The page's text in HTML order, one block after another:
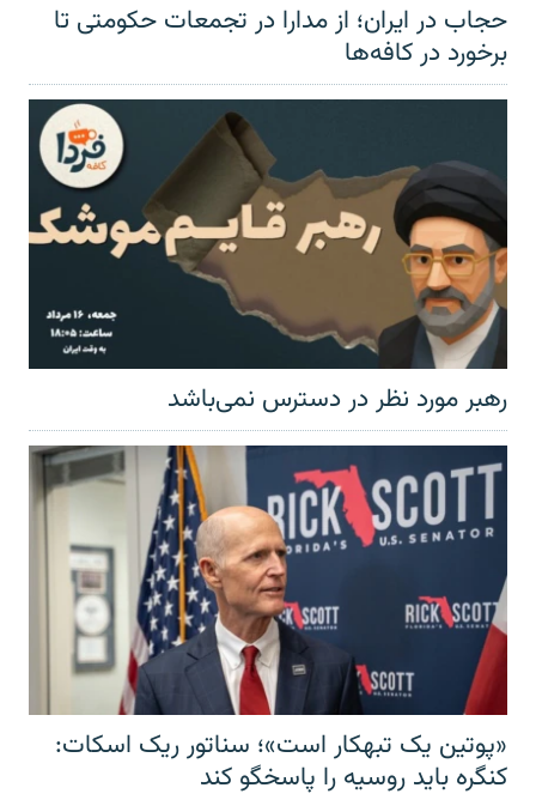
حجاب در ایران؛ از مدارا در تجمعات حکومتی تا
برخورد در کافه‌ها
رهبر مورد نظر در دسترس نمی‌باشد
«پوتین یک تبهکار است»؛ سناتور ریک اسکات:
کنگره باید روسیه را پاسخگو کند